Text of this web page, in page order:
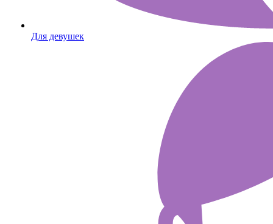
Для девушек